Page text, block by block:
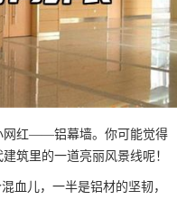
网红——铝幕墙。你可能觉得
筑里的一道亮丽风景线呢！
血儿，一半是铝材的坚韧，